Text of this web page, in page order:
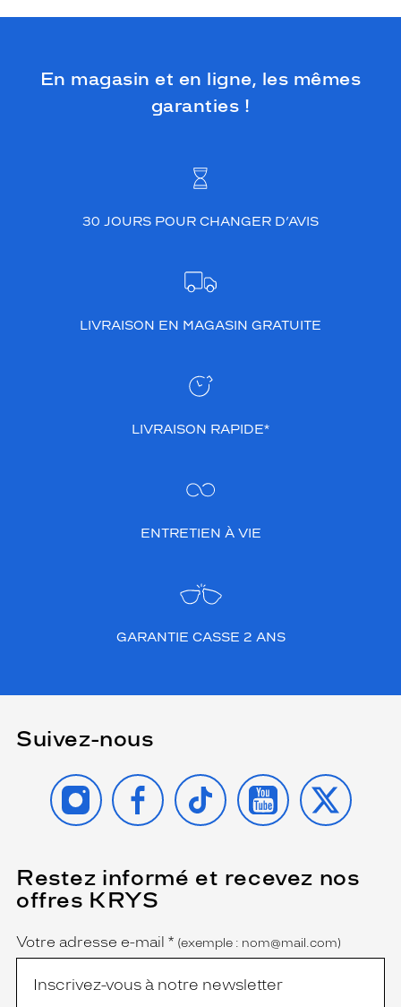
En magasin et en ligne, les mêmes
garanties !
30 JOURS POUR CHANGER D’AVIS
LIVRAISON EN MAGASIN GRATUITE
LIVRAISON RAPIDE*
ENTRETIEN À VIE
GARANTIE CASSE 2 ANS
Suivez-nous
INSTAGRAMFACEBOOK
TIKTOK YOUTUBE
X
Restez informé et recevez nos
offres KRYS
Name
Votre adresse e-mail *
(Ce
champ
est
obligatoire)
(exemple : nom@mail.com)